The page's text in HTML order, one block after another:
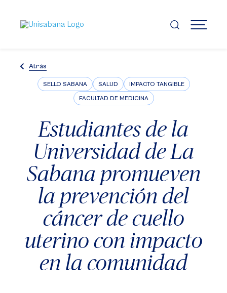
contenido
principal
MENÚ
Atrás
SELLO SABANA SALUD IMPACTO TANGIBLE
FACULTAD DE MEDICINA
Estudiantes de la
Universidad de La
Sabana promueven
la prevención del
cáncer de cuello
uterino con impacto
en la comunidad